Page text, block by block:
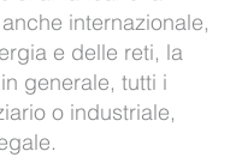
internazionale,
e delle reti, la
generale, tutti i
o industriale,